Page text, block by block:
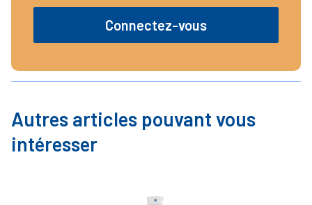
Connectez-vous
Autres articles pouvant vous
intéresser